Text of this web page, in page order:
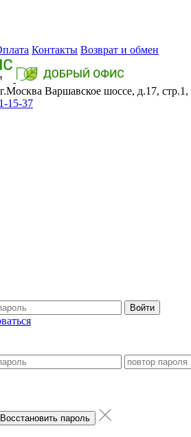
Контакты Возврат и обмен
Варшавское шоссе, д.17,
15-37
Войти
Восстановить пароль